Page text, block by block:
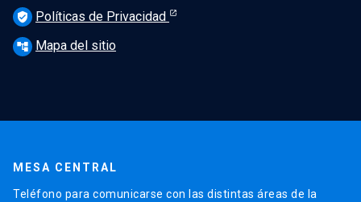
verified_user Políticas de Privacidad
account_tree Mapa del sitio
MESA CENTRAL
Teléfono para comunicarse con las distintas áreas de la